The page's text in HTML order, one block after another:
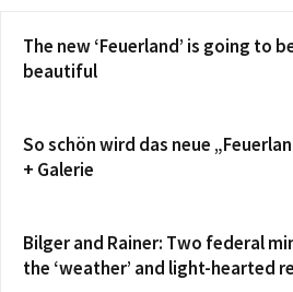
The new ‘Feuerland’ is going to
beautiful
So schön wird das neue
+ Galerie
Bilger and Rainer: Two federal
the ‘weather’ and light-hearted